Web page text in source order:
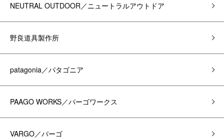
NEUTRAL OUTDOOR／ニュートラルアウトドア
野良道具製作所
patagonia／パタゴニア
PAAGO WORKS／パーゴワークス
VARGO／バーゴ